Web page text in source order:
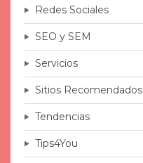
Redes Sociales
SEO y SEM
Servicios
Sitios Recomendados
Tendencias
Tips4You